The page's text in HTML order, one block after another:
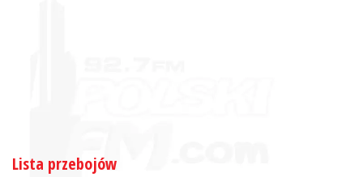
Lista przebojów